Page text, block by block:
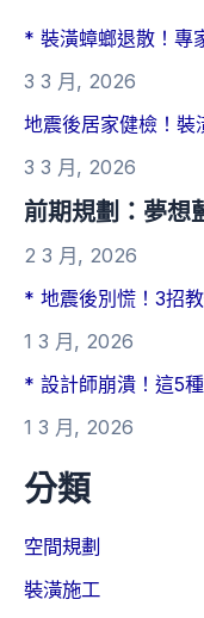
* 裝潢蟑螂退散！專
3 3 月, 2026
地震後居家健檢！裝
3 3 月, 2026
前期規劃：夢想
2 3 月, 2026
* 地震後別慌！3招
1 3 月, 2026
* 設計師崩潰！這5
1 3 月, 2026
分類
空間規劃
裝潢施工